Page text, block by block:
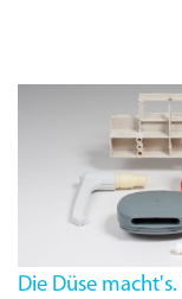
Die Düse macht's.